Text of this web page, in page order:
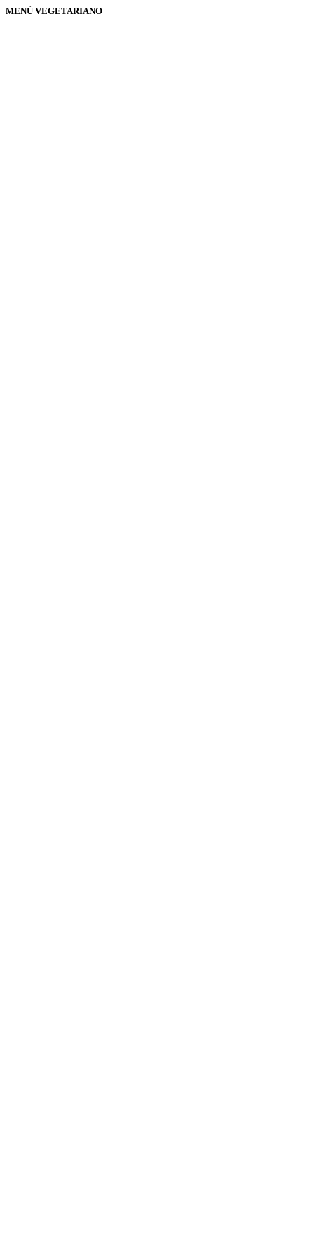
MENÚ VEGETARIANO